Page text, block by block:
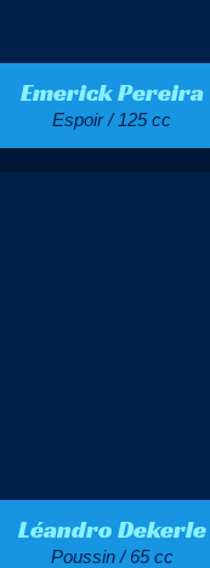
Emerick Pereira
Espoir / 125 cc
Léandro Dekerle
Poussin / 65 cc